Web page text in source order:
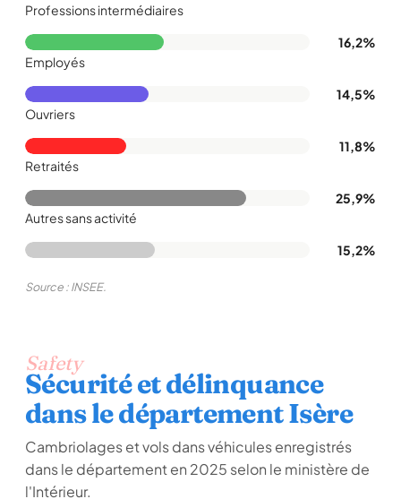
Professions intermédiaires
16,2%
Employés
14,5%
Ouvriers
11,8%
Retraités
25,9%
Autres sans activité
15,2%
Source : INSEE.
Safety
Sécurité et délinquance
dans le département Isère
Cambriolages et vols dans véhicules enregistrés
dans le département en 2025 selon le ministère de
l'Intérieur.